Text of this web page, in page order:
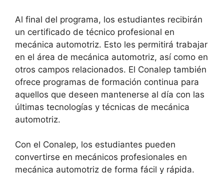
Al final del programa, los estudiantes recibirán
un certificado de técnico profesional en
mecánica automotriz. Esto les permitirá trabajar
en el área de mecánica automotriz, así como en
otros campos relacionados. El Conalep también
ofrece programas de formación continua para
aquellos que deseen mantenerse al día con las
últimas tecnologías y técnicas de mecánica
automotriz.
Con el Conalep, los estudiantes pueden
convertirse en mecánicos profesionales en
mecánica automotriz de forma fácil y rápida.